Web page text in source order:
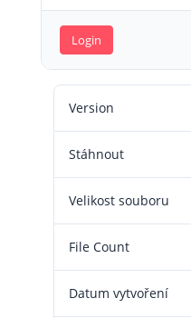
Login
Version
Stáhnout
Velikost souboru
File Count
Datum vytvoření